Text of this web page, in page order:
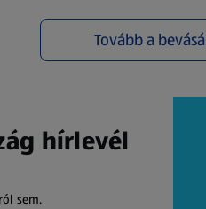
Tovább a (új
hírlevél
sem.